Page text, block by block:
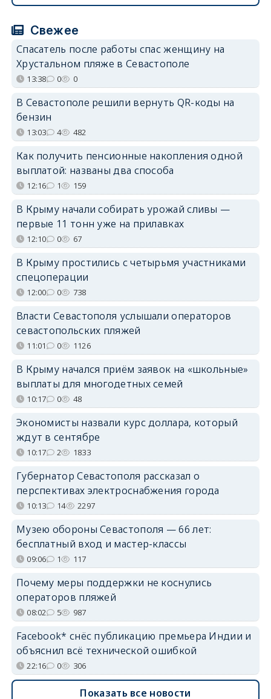
Свежее
Спасатель после работы спас женщину на
Хрустальном пляже в Севастополе
13:38 0 0
В Севастополе решили вернуть QR-коды на
бензин
13:03 4 482
Как получить пенсионные накопления одной
выплатой: названы два способа
12:16 1 159
В Крыму начали собирать урожай сливы —
первые 11 тонн уже на прилавках
12:10 0 67
В Крыму простились с четырьмя участниками
спецоперации
12:00 0 738
Власти Севастополя услышали операторов
севастопольских пляжей
11:01 0 1126
В Крыму начался приём заявок на «школьные»
выплаты для многодетных семей
10:17 0 48
Экономисты назвали курс доллара, который
ждут в сентябре
10:17 2 1833
Губернатор Севастополя рассказал о
перспективах электроснабжения города
10:13 14 2297
Музею обороны Севастополя — 66 лет:
бесплатный вход и мастер-классы
09:06 1 117
Почему меры поддержки не коснулись
операторов пляжей
08:02 5 987
Facebook* снёс публикацию премьера Индии и
объяснил всё технической ошибкой
22:16 0 306
Показать все новости